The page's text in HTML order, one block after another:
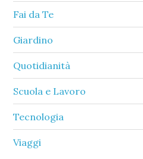
Fai da Te
Giardino
Quotidianità
Scuola e Lavoro
Tecnologia
Viaggi